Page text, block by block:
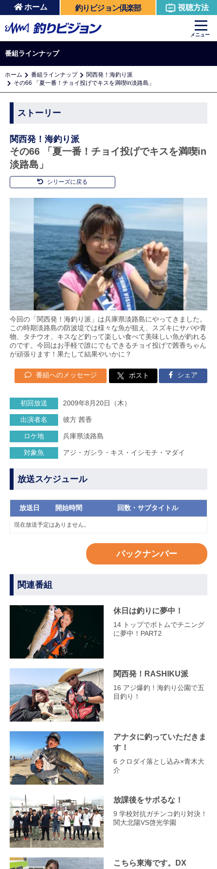
ホーム 釣りビジョン倶楽部 視聴方法
メニュー
番組ラインナップ
ホーム 番組ラインナップ
関西発！海釣り派
その66 「夏一番！チョイ投げでキスを満喫in淡路島」
ストーリー
関西発！海釣り派
その66 「夏一番！チョイ投げでキスを満喫in
淡路島」
シリーズに戻る
今回の「関西発！海釣り派」は兵庫県淡路島にやってきました。
この時期淡路島の防波堤では様々な魚が狙え、スズキにサバや青
物、タチウオ、キスなど釣って楽しい食べて美味しい魚が釣れる
のです。今回はお手軽で誰にでもできるチョイ投げで茜香ちゃん
が頑張ります！果たして結果やいかに？
番組へのメッセージ ポスト シェア
初回放送 2009年8月20日（木）
出演者名 彼方 茜香
ロケ地 兵庫県淡路島
対象魚 アジ・ガシラ・キス・イシモチ・マダイ
放送スケジュール
放送日 開始時間 回数・サブタイトル
現在放送予定はありません。
バックナンバー
関連番組
休日は釣りに夢中！
14 トップでボトムでチニング
に夢中！PART2
関西発！RASHIKU派
16 アジ爆釣！海釣り公園で五
目釣り！
アナタに釣っていただきま
す！
6 クロダイ落とし込み×青木大
介
放課後をサボるな！
9 学校対抗ガチンコ釣り対決！
関大北陽VS啓光学園
こちら東海です。DX